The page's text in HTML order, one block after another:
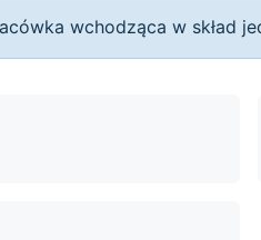
wchodząca w skład